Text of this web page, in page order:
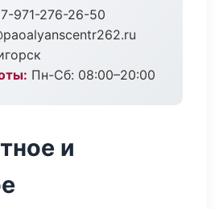
971-276-26-50
Пн-Сб: 08:00–20:00
и